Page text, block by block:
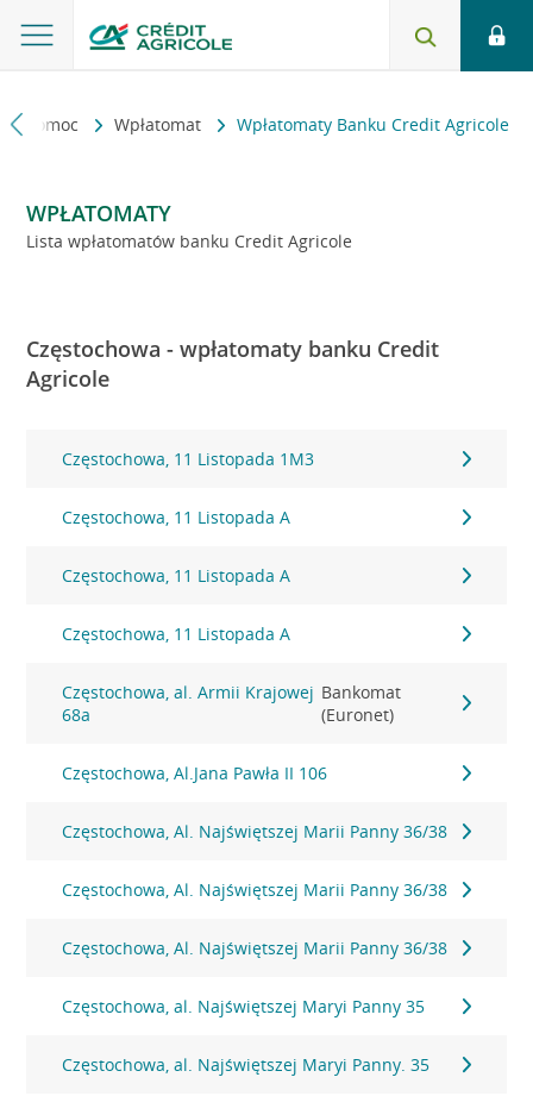
i pomoc Wpłatomat Wpłatomaty Banku Credit Agricole
WPŁATOMATY
Lista wpłatomatów banku Credit Agricole
Częstochowa - wpłatomaty banku Credit
Agricole
Częstochowa, 11 Listopada 1M3
Częstochowa, 11 Listopada A
Częstochowa, 11 Listopada A
Częstochowa, 11 Listopada A
Częstochowa, al. Armii Krajowej
68a
Bankomat
(Euronet)
Częstochowa, Al.Jana Pawła II 106
Częstochowa, Al. Najświętszej Marii Panny 36/38
Częstochowa, Al. Najświętszej Marii Panny 36/38
Częstochowa, Al. Najświętszej Marii Panny 36/38
Częstochowa, al. Najświętszej Maryi Panny 35
Częstochowa, al. Najświętszej Maryi Panny. 35